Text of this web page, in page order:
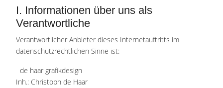
I. Informationen über uns als
Verantwortliche
Verantwortlicher Anbieter dieses Internetauftritts im
datenschutzrechtlichen Sinne ist:
de haar grafikdesign
Inh.: Christoph de Haar